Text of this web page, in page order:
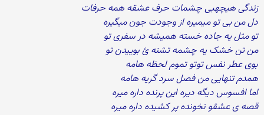
زندگی هیچهبی چشمات حرف عشقه همه حرفات
دل من بی تو میمیره از وجودت جون میگیره
تو مثل یه جاده خسته همیشه در سفری تو
من تن خشک یه چشمه تشنه ئ بوییدن تو
بوی عطر نفس توتو تموم لحظه هامه
همدم تنهایی من فصل سرد گریه هامه
اما افسوس دیگه دیره این پرنده داره میره
قصه ی عشقو نخونده پر کشیده داره میره